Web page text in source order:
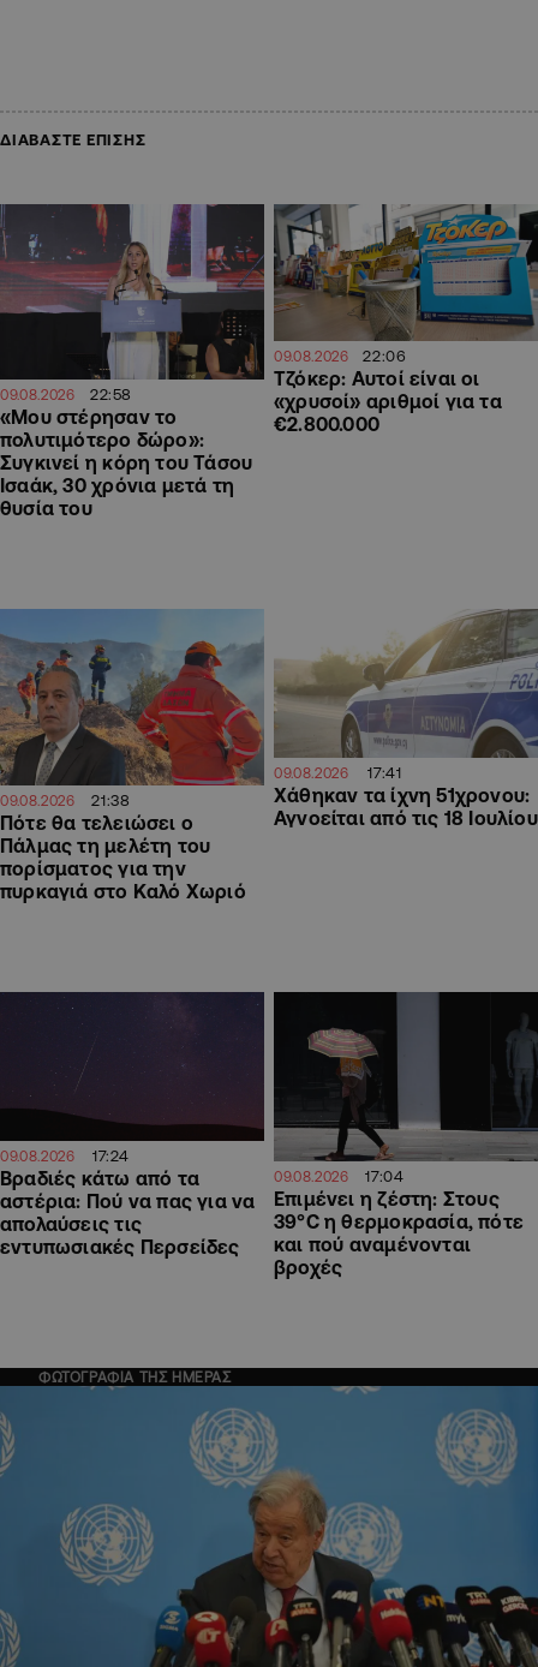
ΔΙΑΒΑΣΤΕ ΕΠΙΣΗΣ
09.08.2026 22:58
«Μου στέρησαν το
πολυτιμότερο δώρο»:
Συγκινεί η κόρη του Τάσου
Ισαάκ, 30 χρόνια μετά τη
θυσία του
09.08.2026 22:06
Τζόκερ: Αυτοί είναι οι
«χρυσοί» αριθμοί για τα
€2.800.000
09.08.2026 21:38
Πότε θα τελειώσει ο
Πάλμας τη μελέτη του
πορίσματος για την
πυρκαγιά στο Καλό Χωριό
09.08.2026 17:41
Χάθηκαν τα ίχνη 51χρονου:
Αγνοείται από τις 18 Ιουλίου
09.08.2026 17:24
Βραδιές κάτω από τα
αστέρια: Πού να πας για να
απολαύσεις τις
εντυπωσιακές Περσείδες
09.08.2026 17:04
Επιμένει η ζέστη: Στους
39°C η θερμοκρασία, πότε
και πού αναμένονται
βροχές
ΦΩΤΟΓΡΑΦΙΑ ΤΗΣ ΗΜΕΡΑΣ